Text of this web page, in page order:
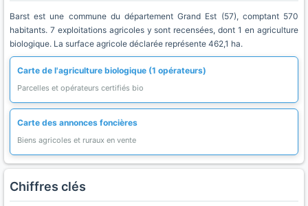
Barst est une commune du département Grand Est (57), comptant 570
habitants. 7 exploitations agricoles y sont recensées, dont 1 en agriculture
biologique. La surface agricole déclarée représente 462,1 ha.
Carte de l'agriculture biologique (1 opérateurs)
Parcelles et opérateurs certifiés bio
Carte des annonces foncières
Biens agricoles et ruraux en vente
Chiffres clés